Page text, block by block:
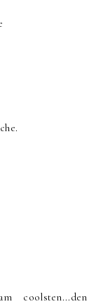
coolsten...den